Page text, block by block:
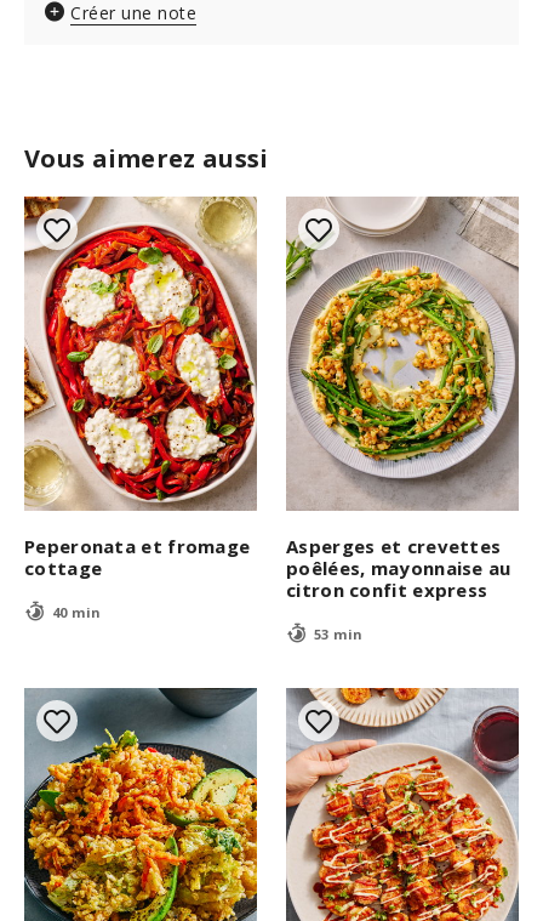
Vous aimerez aussi
Peperonata et fromage
cottage
40 min
Asperges et crevettes
poêlées, mayonnaise au
citron confit express
53 min
Créer une note